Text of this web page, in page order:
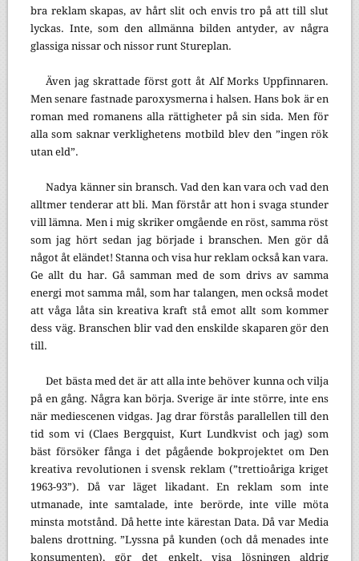
bra reklam skapas, av hårt slit och envis tro på att till slut
lyckas. Inte, som den allmänna bilden antyder, av några
glassiga nissar och nissor runt Stureplan.
Även jag skrattade först gott åt Alf Morks Uppfinnaren.
Men senare fastnade paroxysmerna i halsen. Hans bok är en
roman med romanens alla rättigheter på sin sida. Men för
alla som saknar verklighetens motbild blev den ”ingen rök
utan eld”.
Nadya känner sin bransch. Vad den kan vara och vad den
alltmer tenderar att bli. Man förstår att hon i svaga stunder
vill lämna. Men i mig skriker omgående en röst, samma röst
som jag hört sedan jag började i branschen. Men gör då
något åt eländet! Stanna och visa hur reklam också kan vara.
Ge allt du har. Gå samman med de som drivs av samma
energi mot samma mål, som har talangen, men också modet
att våga låta sin kreativa kraft stå emot allt som kommer
dess väg. Branschen blir vad den enskilde skaparen gör den
till.
Det bästa med det är att alla inte behöver kunna och vilja
på en gång. Några kan börja. Sverige är inte större, inte ens
när mediescenen vidgas. Jag drar förstås parallellen till den
tid som vi (Claes Bergquist, Kurt Lundkvist och jag) som
bäst försöker fånga i det pågående bokprojektet om Den
kreativa revolutionen i svensk reklam (”trettioåriga kriget
1963-93”). Då var läget likadant. En reklam som inte
utmanade, inte samtalade, inte berörde, inte ville möta
minsta motstånd. Då hette inte kärestan Data. Då var Media
balens drottning. ”Lyssna på kunden (och då menades inte
konsumenten), gör det enkelt, visa lösningen aldrig